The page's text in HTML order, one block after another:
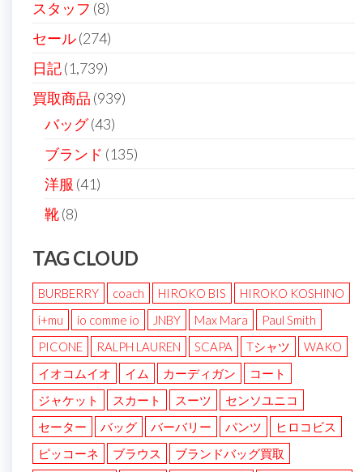
り
スタッフ (8)
セール(274)
日記(1,739)
買取商品 (939)
バッグ(43)
ブランド (135)
洋服 (41)
靴(8)
TAG CLOUD
BURBERRY coach HIROKO BIS
HIROKO KOSHINO
i+mu
io comme io JNBY Max Mara
Paul Smith
PICONE
RALPH LAUREN SCAPA Tシャツ
WAKO
イオコムイオ
イム カーディガン
コート
ジャケット
スカート スーツ
センソユニコ
セーター
バッグ バーバリー パンツ
ヒロコビス
ピッコーネ
ブラウス
ブランドバッグ買取